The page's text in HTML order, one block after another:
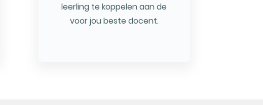
leerling te koppelen aan de
voor jou beste docent.